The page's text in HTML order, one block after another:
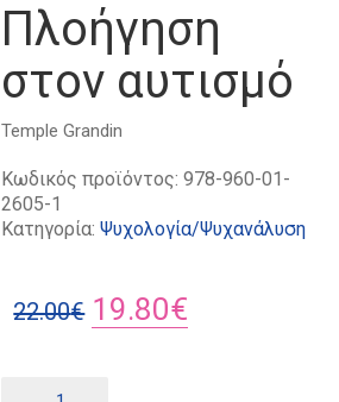
Πλοήγηση
στον αυτισμό
Temple Grandin
Κωδικός προϊόντος:978-960-01-
2605-1
Κατηγορία:Ψυχολογία/Ψυχανάλυση
22.00€ Original
19.80€